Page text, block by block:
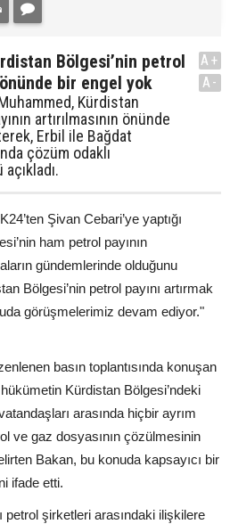
Bölgesi’nin petrol
önünde bir engel yok
Kürdistan
artırılmasının önünde
Erbil ile Bağdat
çözüm odaklı
A+
A-
Şivan Cebari’ye yaptığı
ham petrol payının
gündemlerinde olduğunu
Bölgesi’nin petrol payını artırmak
görüşmelerimiz devam ediyor."
basın toplantısında konuşan
Kürdistan Bölgesi’ndeki
arasında hiçbir ayrım
ve gaz dosyasının çözülmesinin
Bakan, bu konuda kapsayıcı bir
ifade etti.
petrol şirketleri arasındaki ilişkilere